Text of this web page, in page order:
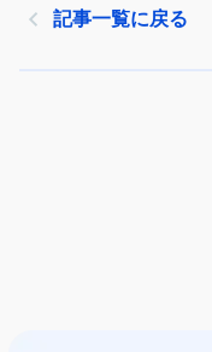
記事一覧に戻る